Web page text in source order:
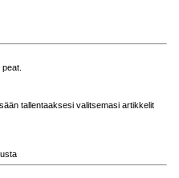
tallentaaksesi valitsemasi artikkelit